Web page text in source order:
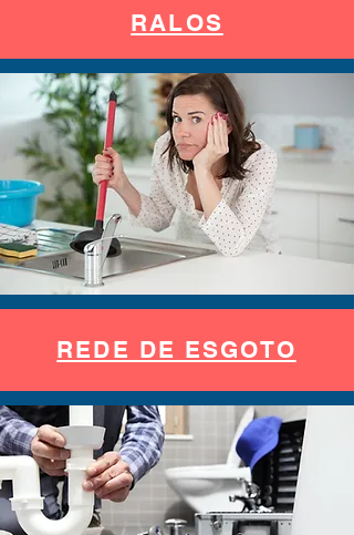
RALOS
REDE DE ESGOTO